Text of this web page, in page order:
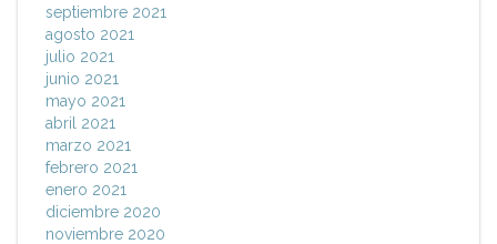
septiembre 2021
agosto 2021
julio 2021
junio 2021
mayo 2021
abril 2021
marzo 2021
febrero 2021
enero 2021
diciembre 2020
noviembre 2020